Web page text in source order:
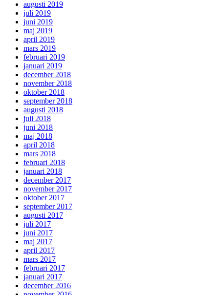
augusti 2019
juli 2019
juni 2019
maj 2019
april 2019
mars 2019
februari 2019
januari 2019
december 2018
november 2018
oktober 2018
september 2018
augusti 2018
juli 2018
juni 2018
maj 2018
april 2018
mars 2018
februari 2018
januari 2018
december 2017
november 2017
oktober 2017
september 2017
augusti 2017
juli 2017
juni 2017
maj 2017
april 2017
mars 2017
februari 2017
januari 2017
december 2016